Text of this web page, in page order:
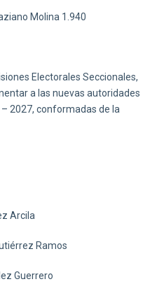
Molina 1.940
Electorales Seccionales,
a las nuevas autoridades
2027, conformadas de la
Arcila
Ramos
Guerrero